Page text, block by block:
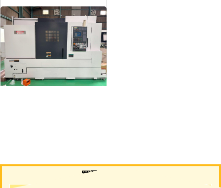
12″NC旋盤
森精機
NL3000/700
年 式2006
買取について